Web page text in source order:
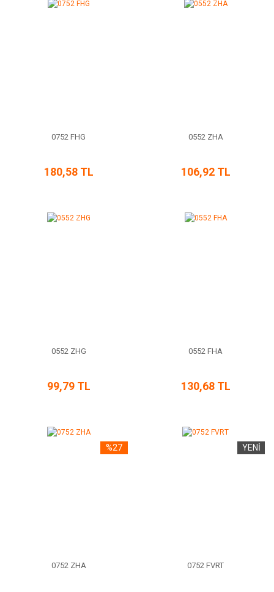
0752 FHG
180,58 TL
0552 ZHA
106,92 TL
0552 ZHG
99,79 TL
0552 FHA
130,68 TL
%27
0752 ZHA
YENİ
0752 FVRT